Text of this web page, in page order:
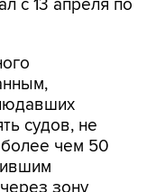
судов, не
чем 50
зону